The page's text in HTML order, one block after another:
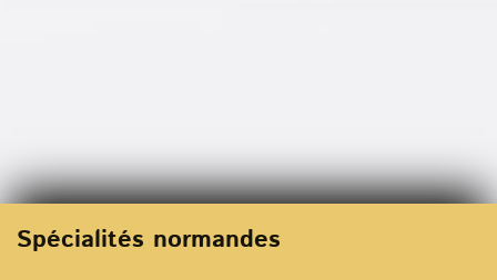
Spécialités normandes